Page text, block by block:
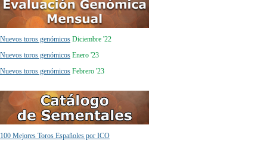
Nuevos toros genómicos Diciembre '22
Nuevos toros genómicos Enero '23
Nuevos toros genómicos Febrero '23
100 Mejores Toros Españoles por ICO